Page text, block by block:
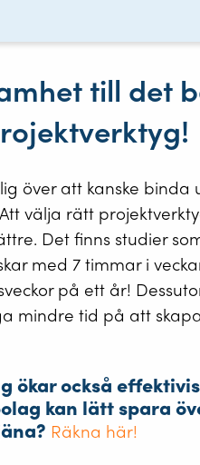
till det
över att kanske binda
välja rätt
Det finns studier
med 7 timmar i
på ett år!
mindre tid på att
ökar också
kan lätt spara
Räkna här!